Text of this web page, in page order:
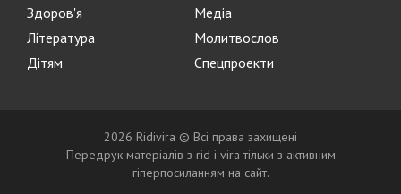
Здоров'я
Медіа
Література
Молитвослов
Дітям
Спецпроекти
2026 Ridivira © Всі права захищені
Передрук матеріалів з rid i vira тільки з активним
гіперпосиланням на сайт.